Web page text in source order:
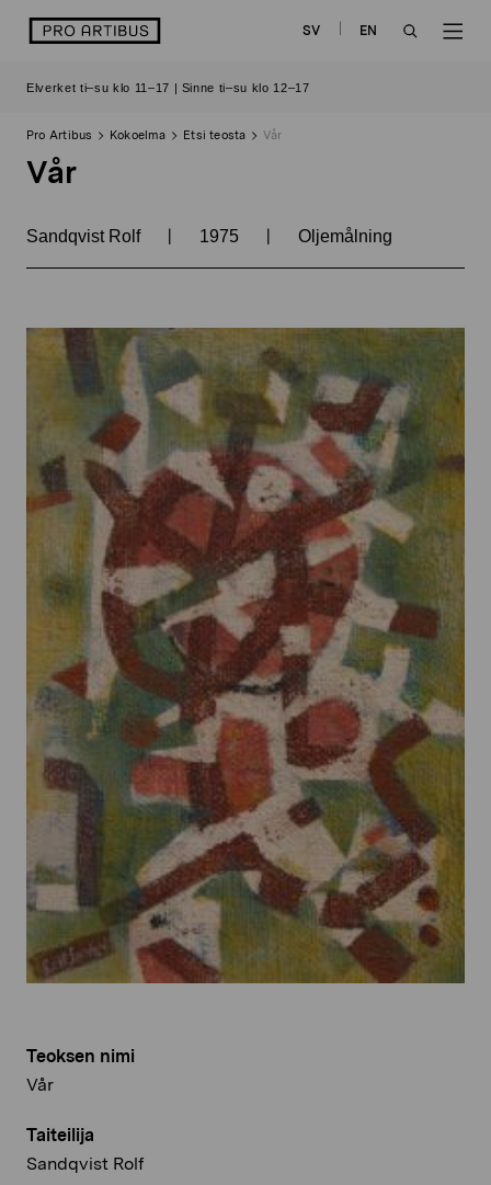
sisältöön
logo SV
EN
Elverket ti–su klo 11–17 | Sinne ti–su klo 12–17
Pro Artibus Kokoelma Etsi teosta Vår
Vår
Sandqvist Rolf | 1975 | Oljemålning
Teoksen nimi
Vår
Taiteilija
Sandqvist Rolf